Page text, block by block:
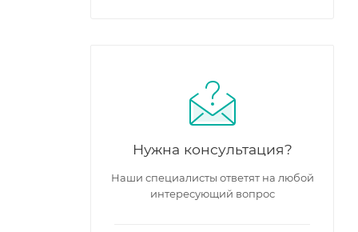
Нужна консультация?
Наши специалисты ответят на любой
интересующий вопрос